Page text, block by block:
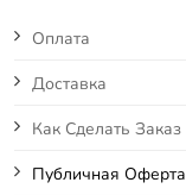
Оплата
Доставка
Как Сделать Заказ
Публичная Оферта